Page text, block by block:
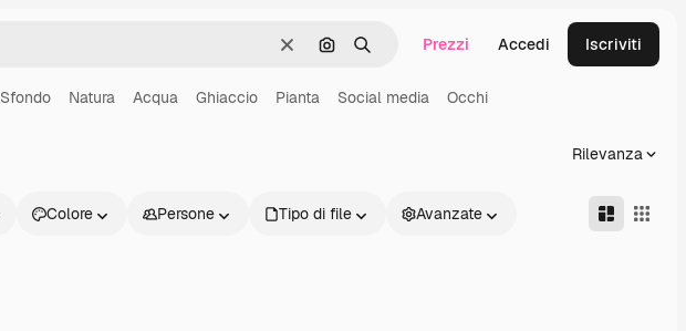
CancellaCerca per immagine
Ricerca Prezzi Accedi Iscriviti
Sfondo Natura Acqua Ghiaccio Pianta Social media Occhi
Rilevanza
Colore Persone Tipo di file Avanzate